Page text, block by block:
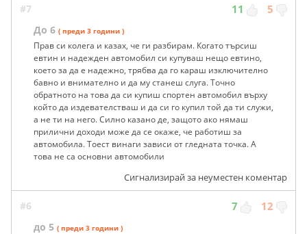
#7 11 5
До 6 ( преди 3 години )
Прав си колега и казах, че ги разбирам. Когато търсиш
евтин и надежден автомобил си купуваш нещо евтино,
което за да е надежно, трябва да го караш изключително
бавно и внимателно и да му станеш слуга. Точно
обратното на това да си купиш спортен автомобил върху
който да издевателстваш и да си го купил той да ти служи,
а не ти на него. Силно казано де, защото ако нямаш
прилични доходи може да се окаже, че работиш за
автомобила. Тоест винаги зависи от гледната точка. А
това не са основни автомобили
Сигнализирай за неуместен коментар
#6 7 12
до 5 ( преди 3 години )